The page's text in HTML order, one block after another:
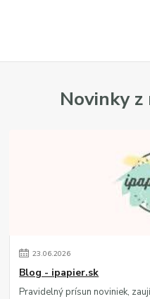
Novinky
23.06.2026
Blog - ipapier.sk
Pravidelný prísun noviniek,